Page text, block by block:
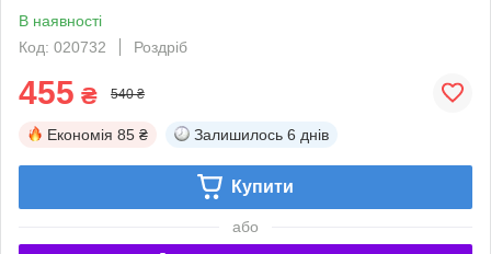
В наявності
Код: 020732
Роздріб
455 ₴ 540 ₴
Економія 85 ₴ Залишилось 6 днів
Купити
або